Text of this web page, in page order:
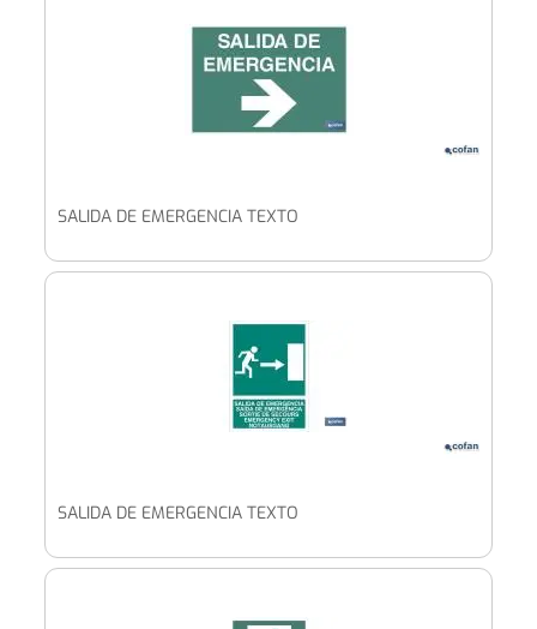
SALIDA DE EMERGENCIA TEXTO
SALIDA DE EMERGENCIA TEXTO